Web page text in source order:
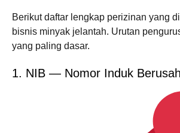
Berikut daftar lengkap perizinan yang
bisnis minyak jelantah. Urutan
yang paling dasar.
1. NIB — Nomor Induk